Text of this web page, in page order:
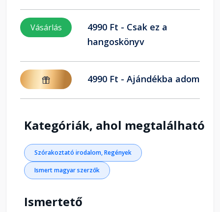
Vásárlás
4990 Ft - Csak ez a
hangoskönyv
4990 Ft - Ajándékba adom
Kategóriák, ahol megtalálható
Szórakoztató irodalom, Regények
Ismert magyar szerzők
Ismertető